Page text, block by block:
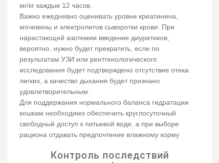
мг/кг каждые 12 часов.
Важно ежедневно оценивать уровни креатинина,
мочевины и электролитов сыворотки крови. При
нарастающей азотемии введение диуретиков,
вероятно, нужно будет прекратить, если по
результатам УЗИ или рентгенологического
исследования будет подтверждено отсутствие отека
легких, а качество дыхания будет признано
удовлетворительным.
Для поддержания нормального баланса гидратации
кошкам необходимо обеспечить круглосуточный
свободный доступ к питьевой воде, а при выборе
рациона отдавать предпочтение влажному корму
Контроль последствий